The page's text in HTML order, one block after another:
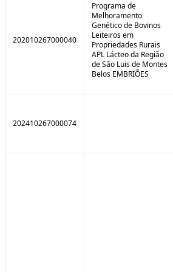
202010267000040
Programa de
Melhoramento
Genético de Bovinos
Leiteiros em
Propriedades Rurais
APL Lácteo da Região
de São Luis de Montes
Belos EMBRIÕES
202410267000074